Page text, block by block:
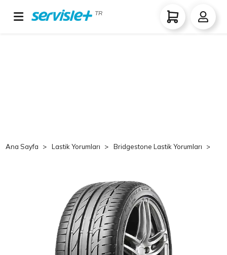
TR
Ana Sayfa Lastik Yorumları Bridgestone Lastik Yorumları